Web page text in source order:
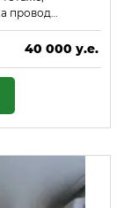
провод…
40 000 у.е.
1 720 000 ₴